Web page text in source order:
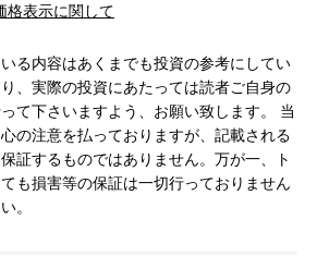
格表示に関して
る内容はあくまでも投資の参考にしてい
、実際の投資にあたっては読者ご自身の
て下さいますよう、お願い致します。 当
の注意を払っておりますが、記載される
証するものではありません。万が一、ト
も損害等の保証は一切行っておりません
。